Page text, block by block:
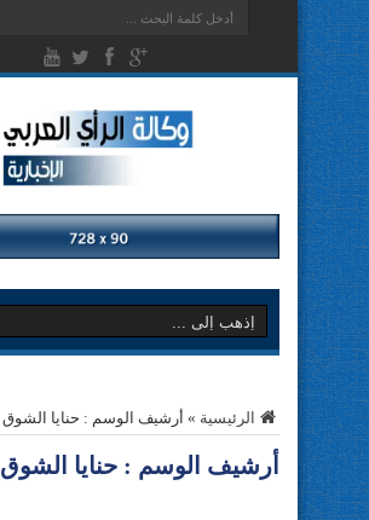
الرئيسية » أرشيف الوسم : حنايا الشوق
أرشيف الوسم : حنايا الشوق